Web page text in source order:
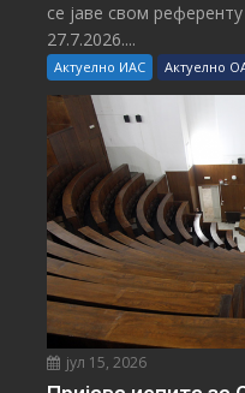
се јаве свом
27.7.2026....
Актуелно ИАС Актуелно
јул 15, 2026